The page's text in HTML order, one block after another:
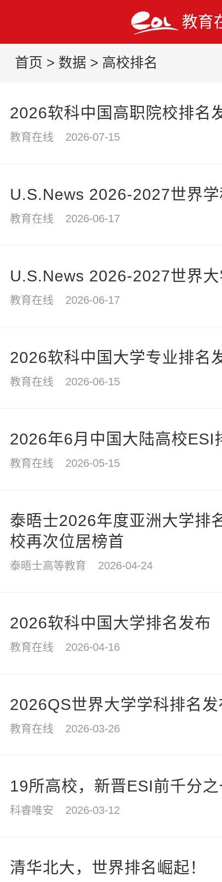
教育
首页 > 数据 > 高校排名
2026软科中国高职院校排名
教育在线 2026-07-15
U.S.News 2026-2027世界
教育在线 2026-06-17
U.S.News 2026-2027世界
教育在线 2026-06-17
2026软科中国大学专业排名
教育在线 2026-06-15
2026年6月中国大陆高校ESI
教育在线 2026-05-15
泰晤士2026年度亚洲大学排
校再次位居榜首
泰晤士高等教育 2026-04-24
2026软科中国大学排名发布
教育在线 2026-04-16
2026QS世界大学学科排名
教育在线 2026-03-26
19所高校，新晋ESI前千分
科睿唯安 2026-03-12
清华北大，世界排名崛起！